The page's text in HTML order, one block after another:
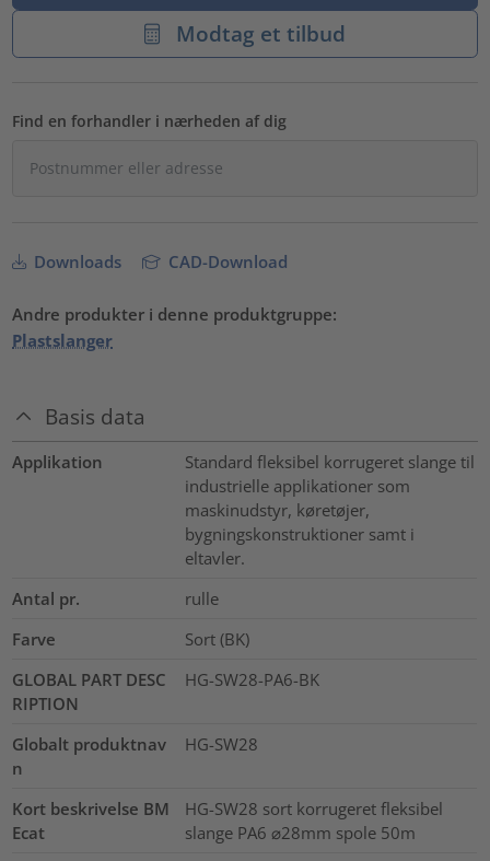
Modtag et tilbud
Find en forhandler i nærheden af dig
Downloads CAD-Download
Andre produkter i denne produktgruppe:
Plastslanger
Basis data
Applikation
Standard fleksibel korrugeret slange til
industrielle applikationer som
maskinudstyr, køretøjer,
bygningskonstruktioner samt i
eltavler.
Antal pr.
rulle
Farve
Sort (BK)
GLOBAL PART DESC
RIPTION
HG-SW28-PA6-BK
Globalt produktnav
n
HG-SW28
Kort beskrivelse BM
Ecat
HG-SW28 sort korrugeret fleksibel
slange PA6 ⌀28mm spole 50m